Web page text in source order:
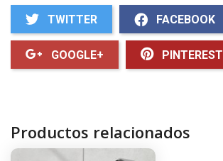
TWITTER FACEBOOK
GOOGLE+ PINTEREST
Productos relacionados